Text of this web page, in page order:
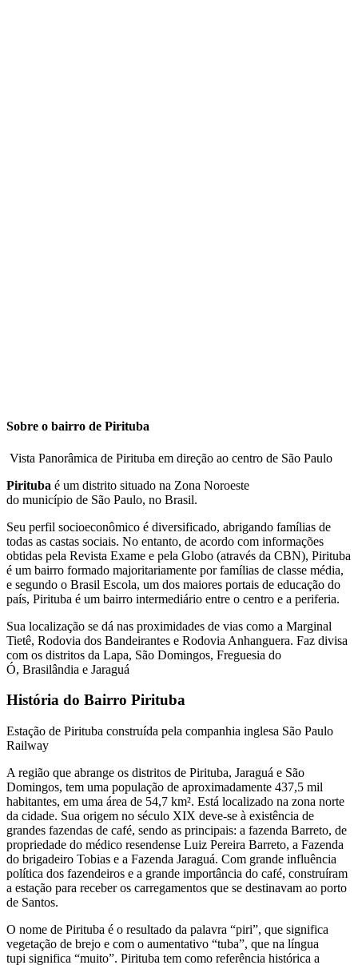
Sobre o bairro de Pirituba
Vista Panorâmica de Pirituba em direção ao centro de São Paulo
Pirituba é um distrito situado na Zona Noroeste
do município de São Paulo, no Brasil.
Seu perfil socioeconômico é diversificado, abrigando famílias de
todas as castas sociais. No entanto, de acordo com informações
obtidas pela Revista Exame e pela Globo (através da CBN), Pirituba
é um bairro formado majoritariamente por famílias de classe média,
e segundo o Brasil Escola, um dos maiores portais de educação do
país, Pirituba é um bairro intermediário entre o centro e a periferia.
Sua localização se dá nas proximidades de vias como a Marginal
Tietê, Rodovia dos Bandeirantes e Rodovia Anhanguera. Faz divisa
com os distritos da Lapa, São Domingos, Freguesia do
Ó, Brasilândia e Jaraguá
História do Bairro Pirituba
Estação de Pirituba construída pela companhia inglesa São Paulo
Railway
A região que abrange os distritos de Pirituba, Jaraguá e São
Domingos, tem uma população de aproximadamente 437,5 mil
habitantes, em uma área de 54,7 km². Está localizado na zona norte
da cidade. Sua origem no século XIX deve-se à existência de
grandes fazendas de café, sendo as principais: a fazenda Barreto, de
propriedade do médico resendense Luiz Pereira Barreto, a Fazenda
do brigadeiro Tobias e a Fazenda Jaraguá. Com grande influência
política dos fazendeiros e a grande importância do café, construíram
a estação para receber os carregamentos que se destinavam ao porto
de Santos.
O nome de Pirituba é o resultado da palavra “piri”, que significa
vegetação de brejo e com o aumentativo “tuba”, que na língua
tupi significa “muito”. Pirituba tem como referência histórica a